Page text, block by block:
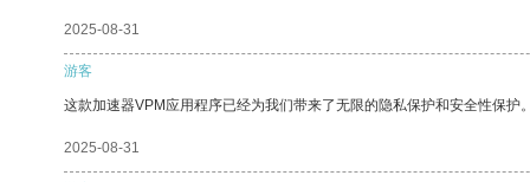
2025-08-31
游客
这款加速器VPM应用程序已经为我们带来了无限的隐私保护和安全性保护
2025-08-31